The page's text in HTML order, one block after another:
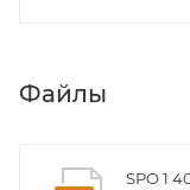
Файлы
SPO 1